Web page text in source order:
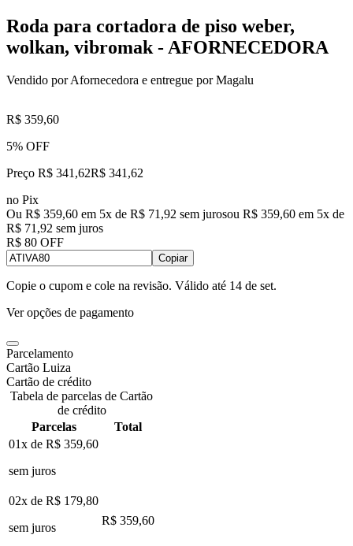
Roda para cortadora de piso weber,
wolkan, vibromak - AFORNECEDORA
Vendido porAfornecedora e entregue por Magalu
R$ 359,60
5% OFF
Preço R$ 341,62R$ 341,62
no Pix
Ou R$ 359,60 em 5x de R$ 71,92 sem jurosou R$ 359,60 em 5x de
R$ 71,92 sem juros
R$ 80 OFF
Copiar
Copie o cupom e cole na revisão. Válido até 14 de set.
Ver opções de pagamento
Parcelamento
Cartão Luiza
Cartão de crédito
Tabela de parcelas de Cartão
de crédito
Parcelas
Total
01x de R$ 359,60
sem juros
02x de R$ 179,80
sem juros
R$ 359,60